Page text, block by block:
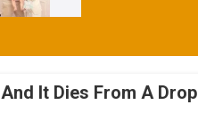
It Dies From A Drop